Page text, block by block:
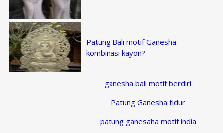
Patung Bali motif Ganesha
kombinasi kayon?
ganesha bali motif berdiri
Patung Ganesha tidur
patung ganesaha motif india